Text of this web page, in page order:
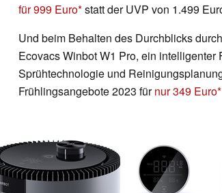
für 999 Euro statt der UVP von 1.499
Und beim Behalten des Durchblicks
Ecovacs Winbot W1 Pro, ein
Sprühtechnologie und
Frühlingsangebote 2023 fürnur 349 Euro